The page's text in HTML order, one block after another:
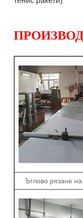
Ъглово рязане